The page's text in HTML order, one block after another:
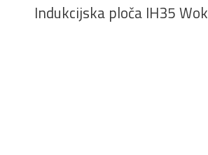
Indukcijska ploča IH35 Wok